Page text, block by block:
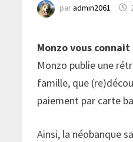
paradmin2061
Monzo vous
Monzo publie une
famille, que
paiement par carte
Ainsi, la néobanque